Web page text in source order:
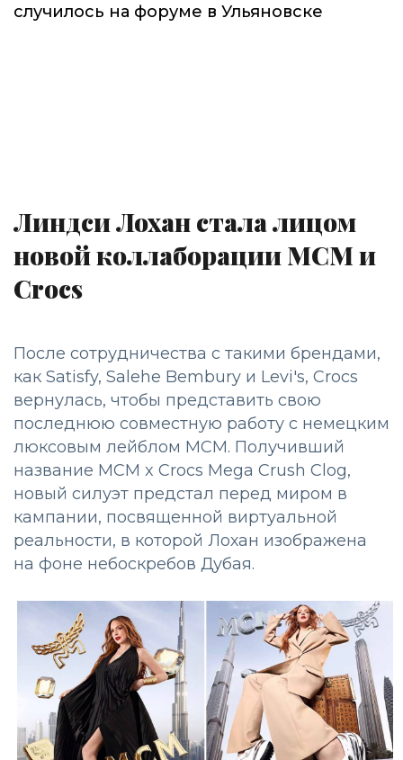
случилось на форуме в Ульяновске
Линдси Лохан стала лицом
новой коллаборации MCM и
Crocs
После сотрудничества с такими брендами,
как Satisfy, Salehe Bembury и Levi's, Crocs
вернулась, чтобы представить свою
последнюю совместную работу с немецким
люксовым лейблом MCM. Получивший
название MCM x Crocs Mega Crush Clog,
новый силуэт предстал перед миром в
кампании, посвященной виртуальной
реальности, в которой Лохан изображена
на фоне небоскребов Дубая.